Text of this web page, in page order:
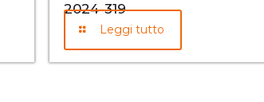
2024-319
Leggi tutto